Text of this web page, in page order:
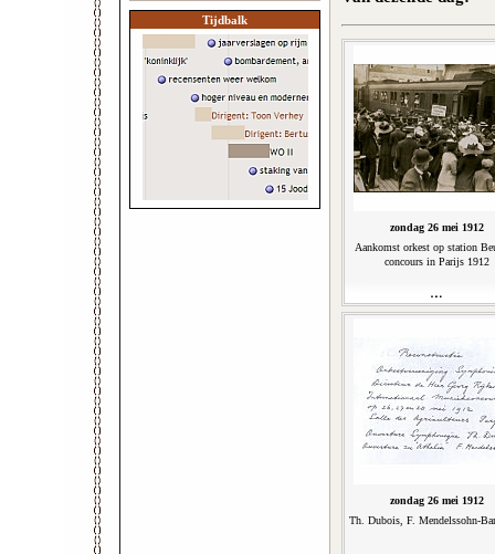
Tijdbalk
zondag 26 mei 1912
Aankomst orkest op station
concours in Parijs 1912
zondag 26 mei 1912
Th. Dubois, F. Mendelssohn-